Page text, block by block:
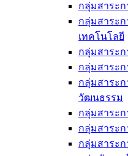
กลุ่มสาระ
กลุ่มสาระก
เทคโนโลยี
กลุ่มสาระก
กลุ่มสาระก
กลุ่มสาระก
วัฒนธรรม
กลุ่มสาระก
กลุ่มสาระก
กลุ่มสาระ